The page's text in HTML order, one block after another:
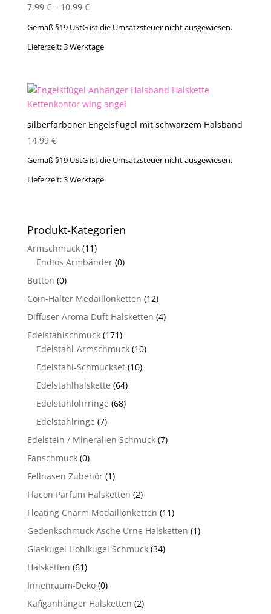
7,99 €– 10,99 €
Gemäß §19 UStG ist die Umsatzsteuer nicht ausgewiesen.
Lieferzeit:3 Werktage
silberfarbener Engelsflügel mit schwarzem Halsband
14,99 €
Gemäß §19 UStG ist die Umsatzsteuer nicht ausgewiesen.
Lieferzeit:3 Werktage
Produkt-Kategorien
Armschmuck (11)
Endlos Armbänder (0)
Button (0)
Coin-Halter Medaillonketten (12)
Diffuser Aroma Duft Halsketten (4)
Edelstahlschmuck (171)
Edelstahl-Armschmuck (10)
Edelstahl-Schmuckset (10)
Edelstahlhalskette (64)
Edelstahlohrringe (68)
Edelstahlringe (7)
Edelstein / Mineralien Schmuck (7)
Fanschmuck (0)
Fellnasen Zubehör (1)
Flacon Parfum Halsketten (2)
Floating Charm Medaillonketten (11)
Gedenkschmuck Asche Urne Halsketten (1)
Glaskugel Hohlkugel Schmuck (34)
Halsketten (61)
Innenraum-Deko (0)
Käfiganhänger Halsketten (2)